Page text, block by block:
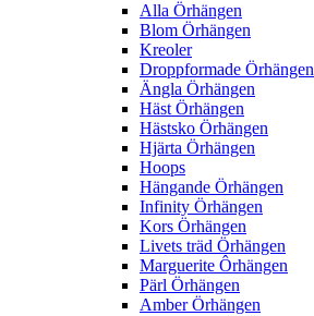
Alla Örhängen
Blom Örhängen
Kreoler
Droppformade Örhängen
Ängla Örhängen
Häst Örhängen
Hästsko Örhängen
Hjärta Örhängen
Hoops
Hängande Örhängen
Infinity Örhängen
Kors Örhängen
Livets träd Örhängen
Marguerite Ôrhängen
Pärl Örhängen
Amber Örhängen